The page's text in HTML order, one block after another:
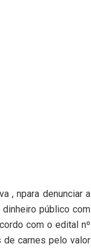
, npara denunciar a
público com
com o edital nº
de carnes pelo valor